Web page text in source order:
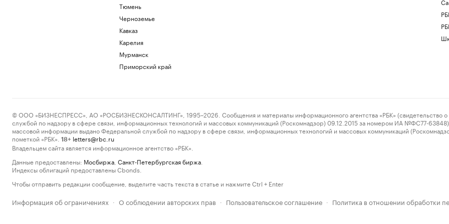
Тюмень
Черноземье
Кавказ
Карелия
Мурманск
Приморский край
© ООО «БИЗНЕСПРЕСС», АО «РОСБИЗНЕСКОНСАЛТИНГ», 1995–2026. Сообщения и материалы информационного агентства «РБК» (свидетельство о
службой по надзору в сфере связи, информационных технологий и массовых коммуникаций (Роскомнадзор) 09.12.2015 за номером ИА №ФС77-63848)
массовой информации выдано Федеральной службой по надзору в сфере связи, информационных технологий и массовых коммуникаций
пометкой «РБК».
18+ letters@rbc.ru
Владельцем сайта является информационное агентство «РБК».
Данные предоставлены: Мосбиржа Санкт-Петербургская биржа
Индексы облигаций предоставлены Cbonds.
Чтобы отправить редакции сообщение, выделите часть текста в статье и нажмите Ctrl + Enter
Информация об ограничениях · О соблюдении авторских прав · Пользовательское соглашение · Политика в отношении обработки